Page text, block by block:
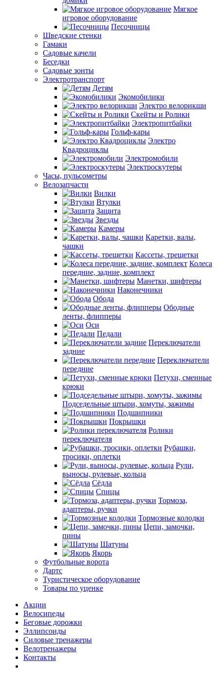
Мягкое
игровое оборудование
Песочницы
Шведские стенки
Гамаки
Садовые качели
Беседки
Садовые зонты
Электротранспорт
Детям
Экомобилики
Электро велорикши
Скейты и Ролики
Электропитбайки
Гольф-кары
Электро
Квадроциклы
Электромобили
Электроскутеры
Часы, пульсометры
Велозапчасти
Вилки
Втулки
Защита
Звезды
Камеры
Каретки, валы,
чашки
Кассеты, трещетки
Колеса
передние, задние, комплект
Манетки, шифтеры
Наконечники
Обода
Ободные
ленты, флипперы
Оси
Педали
Переключатели
задние
Переключатели
передние
Петухи, сменные
крюки
Подседельные штыри, хомуты, зажимы
Подшипники
Покрышки
Ролики
переключателя
Рубашки,
тросики, оплетки
Рули,
выносы, рулевые, кольца
Сёдла
Спицы
Тормоза,
адаптеры, ручки
Тормозные колодки
Цепи, замочки,
пины
Шатуны
Якорь
Футбольные ворота
Дартс
Туристическое оборудование
Товары по уценке
Акции
Велосипеды
Беговые дорожки
Эллипсоиды
Силовые тренажеры
Велотренажеры
Контакты